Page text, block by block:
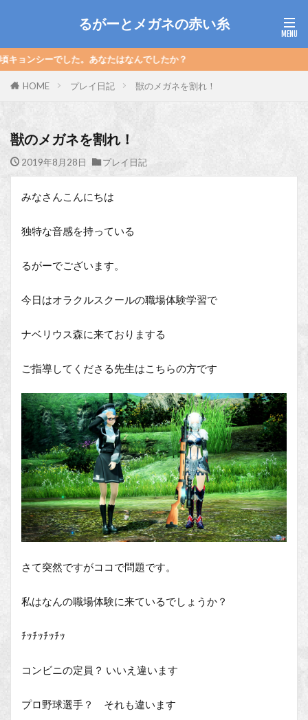
るがーとメガネの赤い糸
た。あなたはなんでしたか？
HOME プレイ日記 獣のメガネを割れ！
獣のメガネを割れ！
2019年8月28日 プレイ日記
みなさんこんにちは
独特な音感を持っている
るがーでございます。
今日はオラクルスクールの職場体験学習で
ナベリウス森に来ておりまする
ご指導してくださる先生はこちらの方です
さて突然ですがココで問題です。
私はなんの職場体験に来ているでしょうか？
ﾁｯﾁｯﾁｯﾁｯ
コンビニの定員？ いいえ違います
プロ野球選手？ それも違います